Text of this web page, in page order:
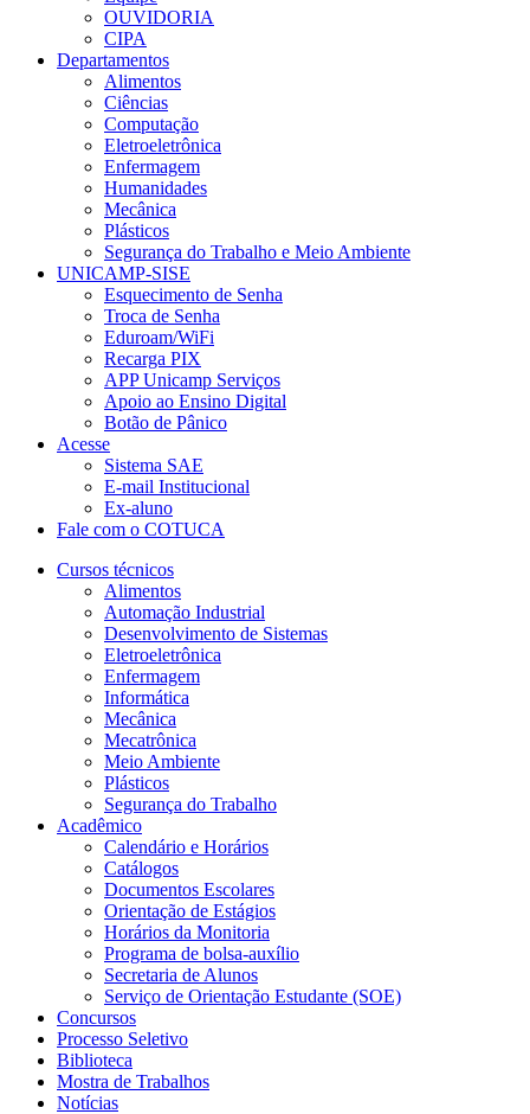
OUVIDORIA
CIPA
Departamentos
Alimentos
Ciências
Computação
Eletroeletrônica
Enfermagem
Humanidades
Mecânica
Plásticos
Segurança do Trabalho e Meio Ambiente
UNICAMP-SISE
Esquecimento de Senha
Troca de Senha
Eduroam/WiFi
Recarga PIX
APP Unicamp Serviços
Apoio ao Ensino Digital
Botão de Pânico
Acesse
Sistema SAE
E-mail Institucional
Ex-aluno
Fale com o COTUCA
Cursos técnicos
Alimentos
Automação Industrial
Desenvolvimento de Sistemas
Eletroeletrônica
Enfermagem
Informática
Mecânica
Mecatrônica
Meio Ambiente
Plásticos
Segurança do Trabalho
Acadêmico
Calendário e Horários
Catálogos
Documentos Escolares
Orientação de Estágios
Horários da Monitoria
Programa de bolsa-auxílio
Secretaria de Alunos
Serviço de Orientação Estudante (SOE)
Concursos
Processo Seletivo
Biblioteca
Mostra de Trabalhos
Notícias